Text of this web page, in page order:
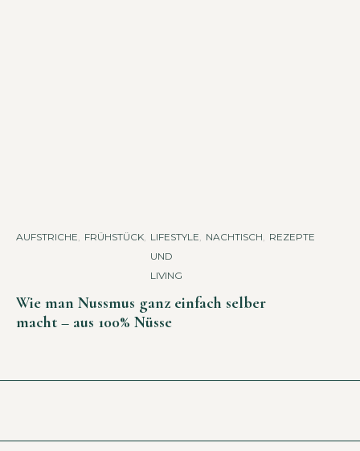
AUFSTRICHE FRÜHSTÜCK LIFESTYLE
UND
LIVING
NACHTISCH REZEPTE
Wie man Nussmus ganz einfach selber
macht – aus 100% Nüsse